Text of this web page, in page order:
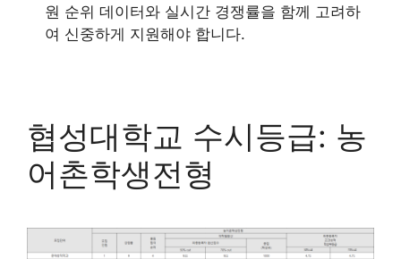
원 순위 데이터와 실시간 경쟁률을 함께 고려하
여 신중하게 지원해야 합니다.
협성대학교 수시등급: 농
어촌학생전형